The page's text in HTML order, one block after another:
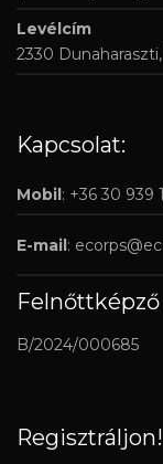
Levélcím
2330
Kapcsolat:
Mobil: +36 30 939
E-mail:
B/2024/000685
Regisztráljon!